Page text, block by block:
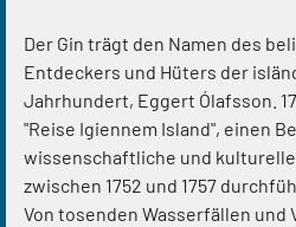
Der Gin trägt den Namen des
Entdeckers und Hüters der
Jahrhundert, Eggert Ólafsson.
"Reise Igiennem Island", einen
wissenschaftliche und
zwischen 1752 und 1757
Von tosenden Wasserfällen und